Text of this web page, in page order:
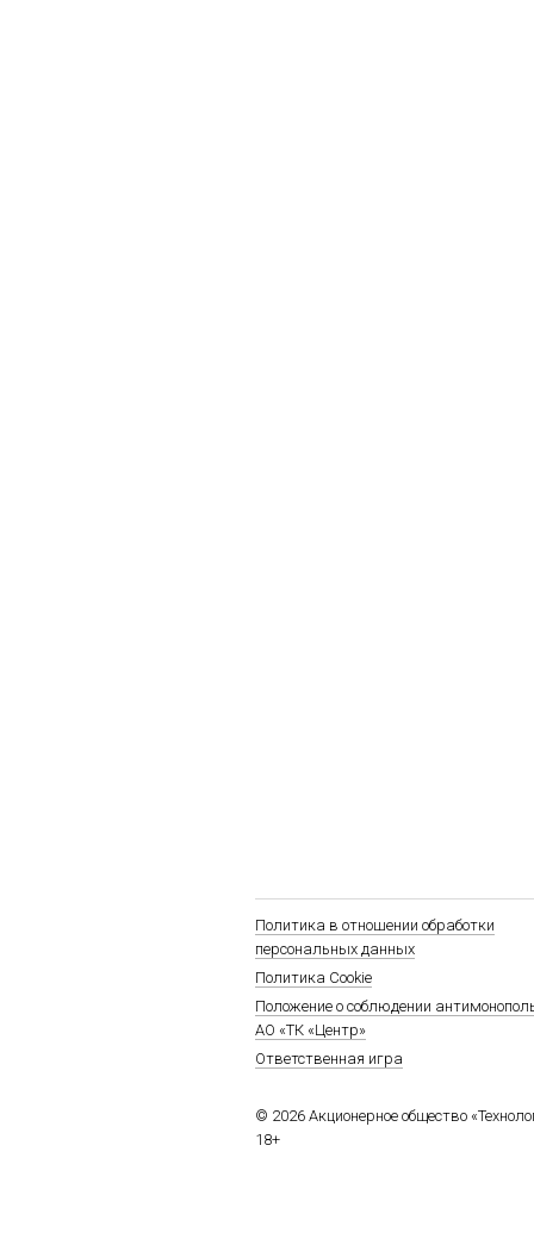
Политика в отношении обработки
персональных данных
Политика Cookie
Положение о соблюдении
АО «ТК «Центр»
Ответственная игра
© 2026 Акционерное общество
18+